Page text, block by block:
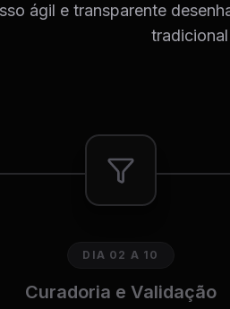
ágil e transparente
DIA 02 A 10
Curadoria e Validação